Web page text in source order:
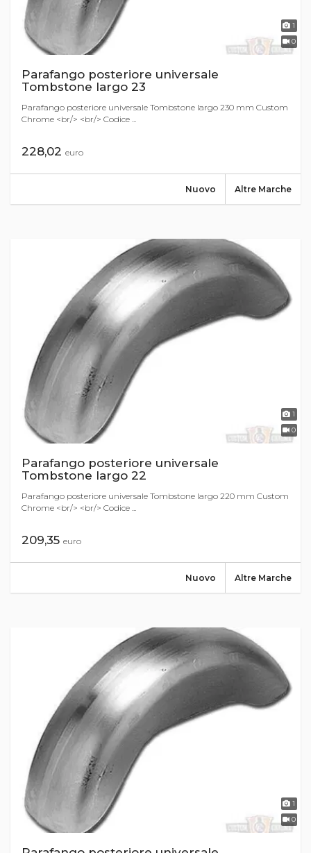
1
0
Parafango posteriore universale
Tombstone largo 23
Parafango posteriore universale Tombstone largo 230 mm Custom
Chrome <br/> <br/> Codice ...
228,02 euro
Altre Marche
Nuovo
1
0
Parafango posteriore universale
Tombstone largo 22
Parafango posteriore universale Tombstone largo 220 mm Custom
Chrome <br/> <br/> Codice ...
209,35 euro
Altre Marche
Nuovo
1
0